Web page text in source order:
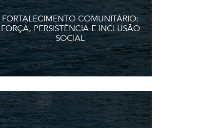
FORTALECIMENTO COMUNITÁRIO:
FORÇA, PERSISTÊNCIA E INCLUSÃO
SOCIAL